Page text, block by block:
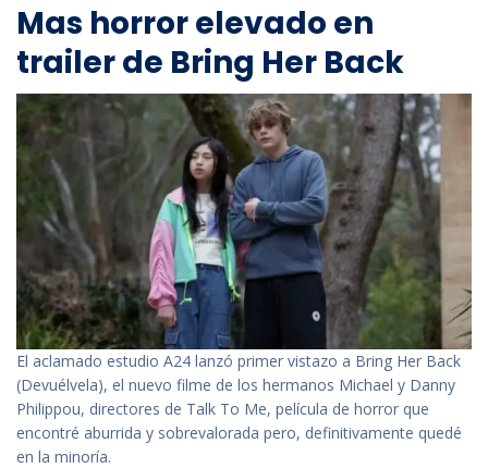
Mas horror elevado en
trailer de Bring Her Back
El aclamado estudio A24 lanzó primer vistazo a Bring Her Back
(Devuélvela), el nuevo filme de los hermanos Michael y Danny
Philippou, directores de Talk To Me, película de horror que
encontré aburrida y sobrevalorada pero, definitivamente quedé
en la minoría.